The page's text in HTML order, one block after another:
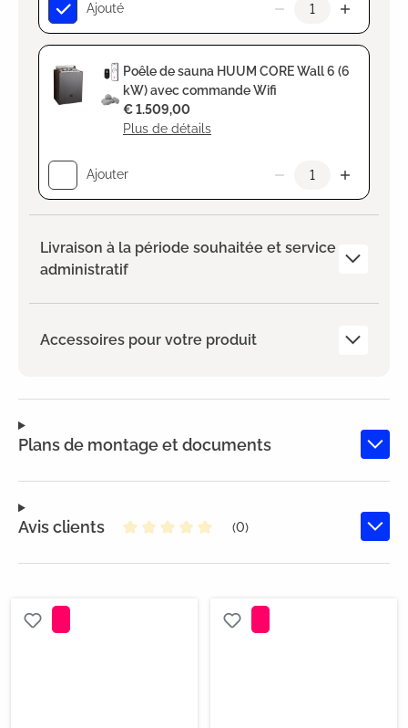
Ajouté
Poêle de sauna HUUM CORE Wall 6 (6
kW) avec commande Wifi
Plus de détails
€ 1.509,00
Ajouter
Livraison à la période souhaitée et service
administratif
Accessoires pour votre produit
Plans de montage et documents
Avis clients
(0)